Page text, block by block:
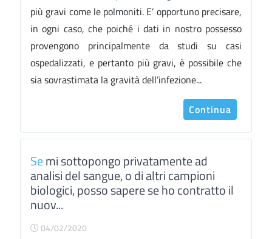
più gravi come le polmoniti. E’ opportuno precisare,
in ogni caso, che poiché i dati in nostro possesso
provengono principalmente da studi su casi
ospedalizzati, e pertanto più gravi, è possibile che
sia sovrastimata la gravità dell’infezione...
Continua
Semi sottopongo privatamente ad
analisi del sangue, o di altri campioni
biologici, posso sapere se ho contratto il
nuov...
04/02/2020